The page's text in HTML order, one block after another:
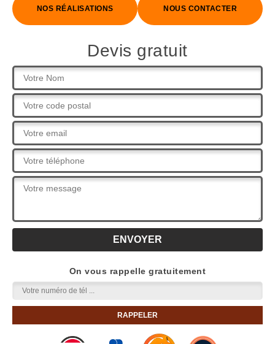
NOS RÉALISATIONS NOUS CONTACTER
Devis gratuit
On vous rappelle gratuitement